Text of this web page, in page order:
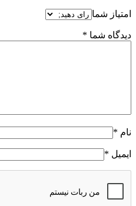
امتیاز شما
دیدگاه شما *
نام *
ایمیل *